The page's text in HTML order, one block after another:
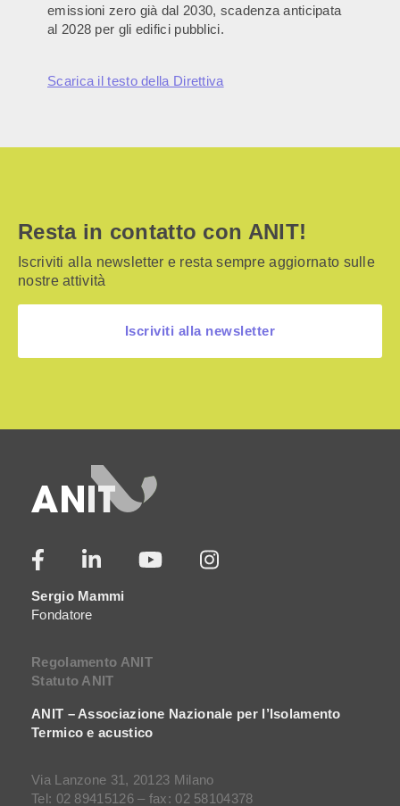
emissioni zero già dal 2030, scadenza anticipata
al 2028 per gli edifici pubblici.
Scarica il testo della Direttiva
Resta in contatto con ANIT!
Iscriviti alla newsletter e resta sempre aggiornato sulle
nostre attività
Iscriviti alla newsletter
Sergio Mammi
Fondatore
Regolamento ANIT
Statuto ANIT
ANIT – Associazione Nazionale per l’Isolamento
Termico e acustico
Via Lanzone 31, 20123 Milano
Tel: 02 89415126 – fax: 02 58104378